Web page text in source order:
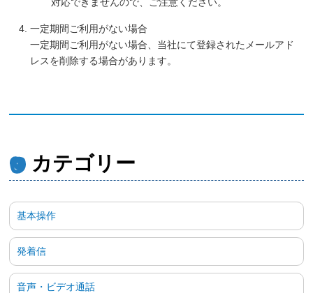
一定期間ご利用がない場合
一定期間ご利用がない場合、当社にて登録されたメールアド
レスを削除する場合があります。
カテゴリー
基本操作
発着信
音声・ビデオ通話